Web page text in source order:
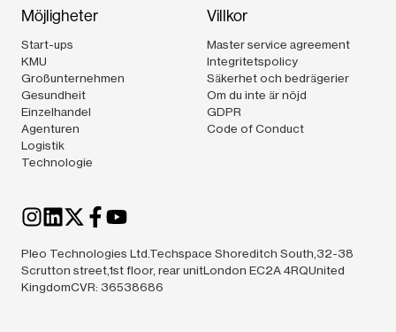
Möjligheter
Start-ups
KMU
Großunternehmen
Gesundheit
Einzelhandel
Agenturen
Logistik
Technologie
Villkor
Master service agreement
Integritetspolicy
Säkerhet och bedrägerier
Om du inte är nöjd
GDPR
Code of Conduct
Pleo Technologies Ltd.Techspace Shoreditch South,32-38
Scrutton street,1st floor, rear unitLondon EC2A 4RQUnited
KingdomCVR: 36538686